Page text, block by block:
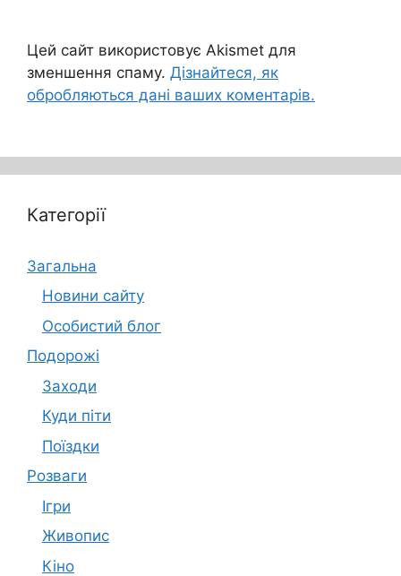
Цей сайт використовує Akismet для
зменшення спаму. Дізнайтеся, як
обробляються дані ваших коментарів.
Категорії
Загальна
Новини сайту
Особистий блог
Подорожі
Заходи
Куди піти
Поїздки
Розваги
Ігри
Живопис
Кіно